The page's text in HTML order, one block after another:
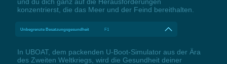
und du dich ganz auf die Herausforderungen
konzentrierst, die das Meer und der Feind bereithalten.
Unbegrenzte Besatzungsgesundheit F1
In UBOAT, dem packenden U-Boot-Simulator aus der Ära
des Zweiten Weltkriegs, wird die Gesundheit deiner